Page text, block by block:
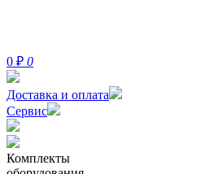
0 ₽ 0
Доставка и оплата
Сервис
Комплекты